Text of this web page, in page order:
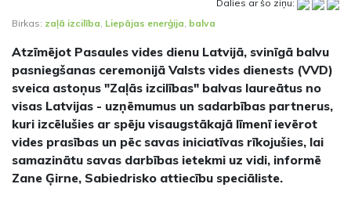
Dalies ar šo ziņu:
Birkas: zaļā izcilība Liepājas enerģija balva
Atzīmējot Pasaules vides dienu Latvijā, svinīgā balvu
pasniegšanas ceremonijā Valsts vides dienests (VVD)
sveica astoņus "Zaļās izcilības" balvas laureātus no
visas Latvijas - uzņēmumus un sadarbības partnerus,
kuri izcēlušies ar spēju visaugstākajā līmenī ievērot
vides prasības un pēc savas iniciatīvas rīkojušies, lai
samazinātu savas darbības ietekmi uz vidi, informē
Zane Ģirne, Sabiedrisko attiecību speciāliste.